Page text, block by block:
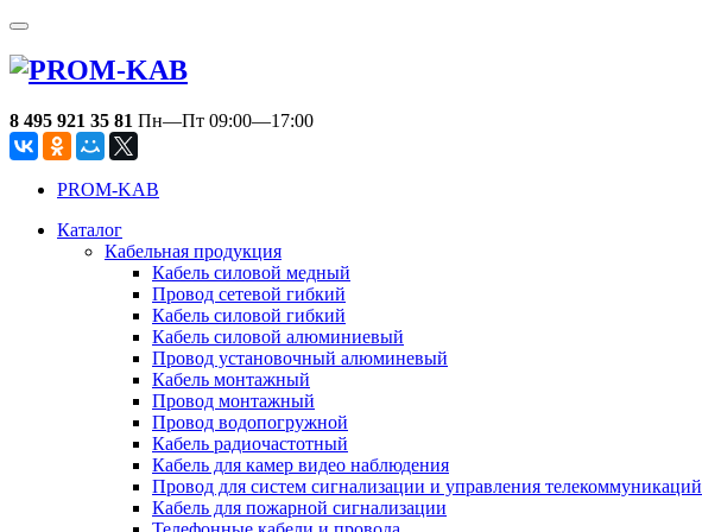
8 495 921 35 81 Пн—Пт 09:00—17:00
PROM-KAB
Каталог
Кабельная продукция
Кабель силовой медный
Провод сетевой гибкий
Кабель силовой гибкий
Кабель силовой алюминиевый
Провод установочный алюминевый
Кабель монтажный
Провод монтажный
Провод водопогружной
Кабель радиочастотный
Кабель для камер видео наблюдения
Провод для систем сигнализации и управления телекоммуникаций
Кабель для пожарной сигнализации